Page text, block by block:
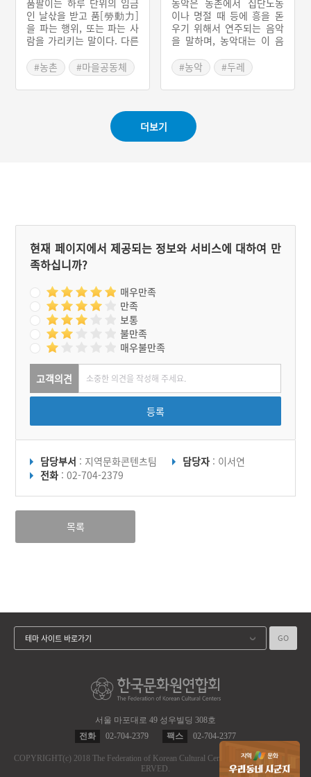
품팔이는 하루 단위의 임금
인 날삯을 받고 품[勞動力]
을 파는 행위, 또는 파는 사
람을 가리키는 말이다. 다른
날품팔이, 또는 놉이라고도
한다. 날품은 일시적인 일이
있을 때 하루를 단위로 일할
합의함으로써 이루어진다.
산업화, 노동의 상품화, 화
폐경제의 발달 등으로 정착
#농촌
#마을공동체
농악은 농촌에서 집단노동
이나 명절 때 등에 흥을 돋
우기 위해서 연주되는 음악
을 말하며, 농악대는 이 음
다. 풍물·두레·풍장·굿이라
고도 한다. 김매기·논매기·
모심기 등의 힘든 일을 할
를 덜며 나아가서는 협동심
을 불러일으키려는 데서 비
롯되었다. 지금은 각종 명절
#농악
#두레
더보기
현재 페이지에서 제공되는 정보와 서비스에 대하여 만
족하십니까?
매우만족
만족
보통
불만족
매우불만족
고객의견
등록
담당부서 : 지역문화콘텐츠팀 담당자 : 이서연
전화 : 02-704-2379
목록
서울 마포대로 49 성우빌딩 308호
전화
02-704-2379 팩스 02-704-2377
COPYRIGHT(c) 2018 The Federation of Korean Cultural Centers.
ALL RIGHT RES
ERVED.
테마 사이트 바로가기 GO